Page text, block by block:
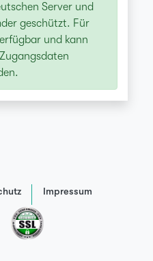
Server und
geschützt. Für
und kann
Impressum